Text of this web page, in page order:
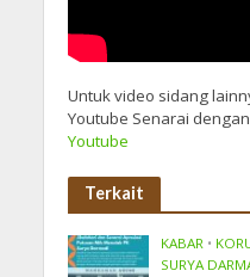
Untuk video sidang
Youtube Senarai
Youtube
Terkait
KABAR •
SURYA